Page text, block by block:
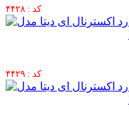
کد : ۴۴۲۸
کد : ۴۴۲۹